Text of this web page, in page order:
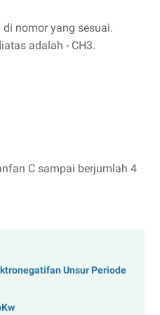
nomor yang sesuai.
adalah - CH3.
C sampai berjumlah 4
Unsur Periode